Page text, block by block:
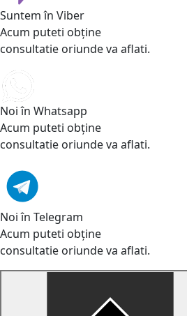
Suntem în Viber
Acum puteti obține
consultatie oriunde va aflati.
Noi în Whatsapp
Acum puteti obține
consultatie oriunde va aflati.
Noi în Telegram
Acum puteti obține
consultatie oriunde va aflati.